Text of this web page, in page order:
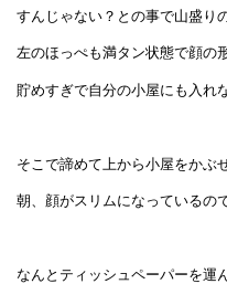
すんじゃない？との事で山盛り
左のほっぺも満タン状態で顔の
貯めすぎで自分の小屋にも入れ
そこで諦めて上から小屋をかぶ
朝、顔がスリムになっているの
なんとティッシュペーパーを運